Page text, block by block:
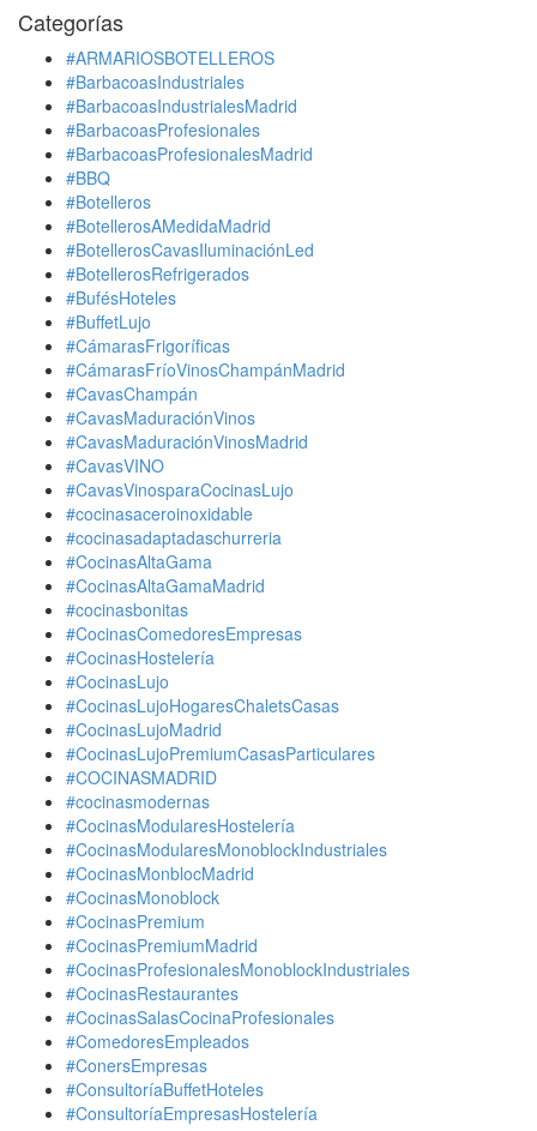
Categorías
#ARMARIOSBOTELLEROS
#BarbacoasIndustriales
#BarbacoasIndustrialesMadrid
#BarbacoasProfesionales
#BarbacoasProfesionalesMadrid
#BBQ
#Botelleros
#BotellerosAMedidaMadrid
#BotellerosCavasIluminaciónLed
#BotellerosRefrigerados
#BufésHoteles
#BuffetLujo
#CámarasFrigoríficas
#CámarasFríoVinosChampánMadrid
#CavasChampán
#CavasMaduraciónVinos
#CavasMaduraciónVinosMadrid
#CavasVINO
#CavasVinosparaCocinasLujo
#cocinasaceroinoxidable
#cocinasadaptadaschurreria
#CocinasAltaGama
#CocinasAltaGamaMadrid
#cocinasbonitas
#CocinasComedoresEmpresas
#CocinasHostelería
#CocinasLujo
#CocinasLujoHogaresChaletsCasas
#CocinasLujoMadrid
#CocinasLujoPremiumCasasParticulares
#COCINASMADRID
#cocinasmodernas
#CocinasModularesHostelería
#CocinasModularesMonoblockIndustriales
#CocinasMonblocMadrid
#CocinasMonoblock
#CocinasPremium
#CocinasPremiumMadrid
#CocinasProfesionalesMonoblockIndustriales
#CocinasRestaurantes
#CocinasSalasCocinaProfesionales
#ComedoresEmpleados
#ConersEmpresas
#ConsultoríaBuffetHoteles
#ConsultoríaEmpresasHostelería